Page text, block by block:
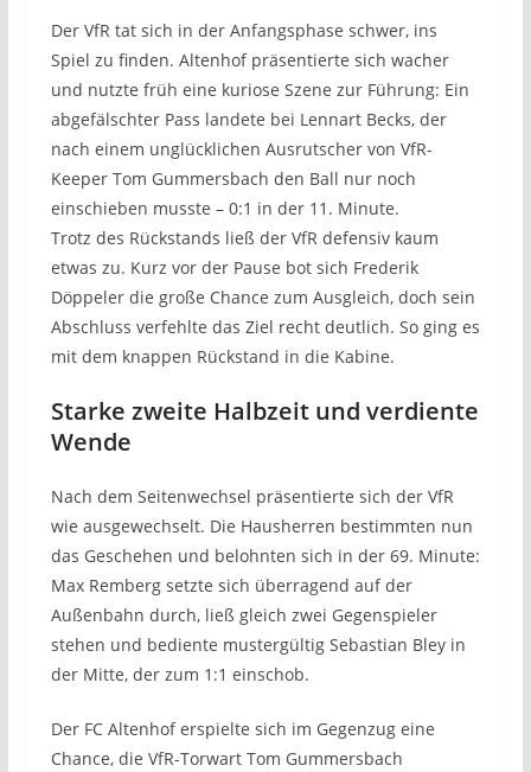
Der VfR tat sich in der Anfangsphase schwer, ins
Spiel zu finden. Altenhof präsentierte sich wacher
und nutzte früh eine kuriose Szene zur Führung: Ein
abgefälschter Pass landete bei Lennart Becks, der
nach einem unglücklichen Ausrutscher von VfR-
Keeper Tom Gummersbach den Ball nur noch
einschieben musste – 0:1 in der 11. Minute.
Trotz des Rückstands ließ der VfR defensiv kaum
etwas zu. Kurz vor der Pause bot sich Frederik
Döppeler die große Chance zum Ausgleich, doch sein
Abschluss verfehlte das Ziel recht deutlich. So ging es
mit dem knappen Rückstand in die Kabine.
Starke zweite Halbzeit und verdiente
Wende
Nach dem Seitenwechsel präsentierte sich der VfR
wie ausgewechselt. Die Hausherren bestimmten nun
das Geschehen und belohnten sich in der 69. Minute:
Max Remberg setzte sich überragend auf der
Außenbahn durch, ließ gleich zwei Gegenspieler
stehen und bediente mustergültig Sebastian Bley in
der Mitte, der zum 1:1 einschob.
Der FC Altenhof erspielte sich im Gegenzug eine
Chance, die VfR-Torwart Tom Gummersbach